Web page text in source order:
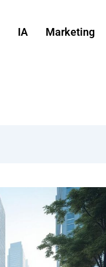
IA Marketing